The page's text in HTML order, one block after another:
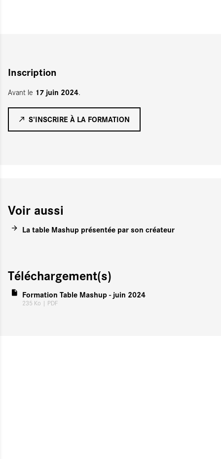
Inscription
Avant le 17 juin 2024.
S'INSCRIRE À LA FORMATION
Voir aussi
La table Mashup présentée par son créateur
Téléchargement(s)
Formation Table Mashup - juin 2024
235 Ko | PDF